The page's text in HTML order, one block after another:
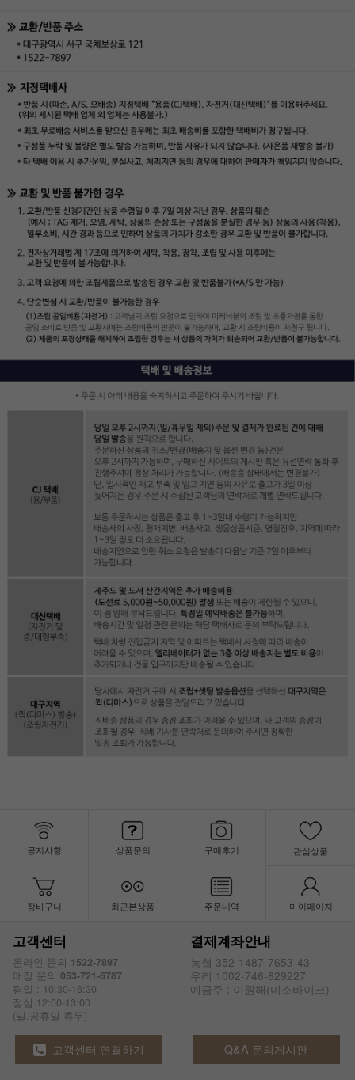
공지사항 상품문의 구매후기 관심상품
장바구니 최근본상품 주문내역 마이페이지
고객센터
온라인 문의 1522-7897
매장 문의 053-721-6787
평일 : 10:30-16:30
점심 12:00-13:00
(일.공휴일 휴무)
결제계좌안내
농협 352-1487-7653-43
우리 1002-746-829227
예금주 : 이원해(미소바이크)
고객센터 연결하기 Q&A 문의게시판